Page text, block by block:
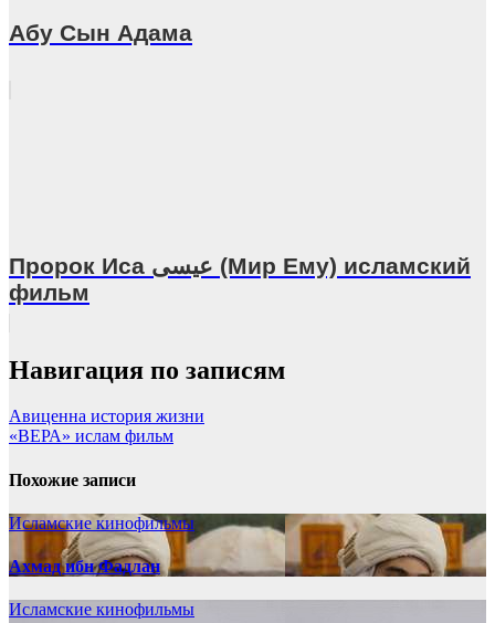
Абу Сын Адама
Пророк Иса عيسى (Мир Ему) исламский
фильм
Навигация по записям
Авиценна история жизни
«ВЕРА» ислам фильм
Похожие записи
Исламские кинофильмы
Ахмад ибн Фадлан
Исламские кинофильмы